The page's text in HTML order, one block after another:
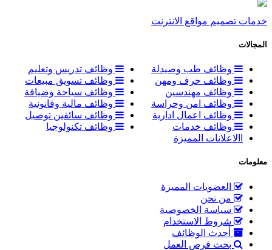
خدمات تصميم مواقع الانترنت
المجالات
وظائف طب وصيدلة
وظائف تدريس وتعليم
وظائف حرف ومهن
وظائف تسويق مبيعات
وظائف مهندسين
وظائف سياحة وضيافة
وظائف امن وحراسة
وظائف مالية وقانونية
وظائف اعمال ادارية
وظائف سائقين توصيل
وظائف خدمات
وظائف تكنولوجيا
االاعلانات المميزة
معلومات
العضويات المميزة
من نحن
سياسة الخصوصية
شروط الاستخدام
أحدث الوظائف
بحث فرص العمل